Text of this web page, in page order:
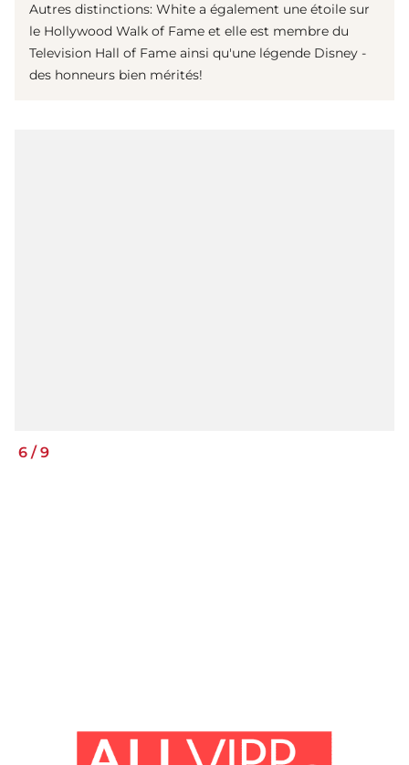
Autres distinctions: White a également une étoile sur
le Hollywood Walk of Fame et elle est membre du
Television Hall of Fame ainsi qu'une légende Disney -
des honneurs bien mérités!
6 / 9